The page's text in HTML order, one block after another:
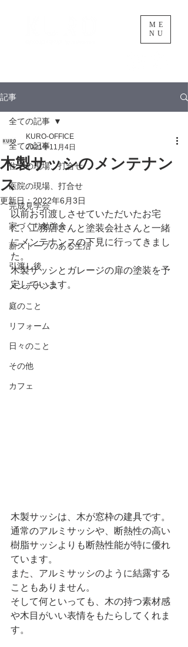
ME
NU
記事
全ての記事
住宅の現場、打合せ
医院の現場、打合せ
完成見学会
家づくり勉強会
薪ストーブのある生活
引渡し後
メンテナンス
庭のこと
リフォーム
日々のこと
その他
カフェ
全ての記事
木製サッシのメンテナン
ス
KURO-OFFICE
2021年11月4日
更新日：2022年6月3日
以前お引渡しさせていただいたお宅
に、工務店さんと塗装会社さんと一緒
にメンテナンスの下見に行ってきまし
た。
木製サッシとガレージの扉の塗装を予
定しています。
木製サッシは、木が窓枠の建具です。
通常のアルミサッシや、断熱性の高い
樹脂サッシよりも断熱性能が特に優れ
ています。
また、アルミサッシのように結露する
こともありません。
そして何といっても、木の持つ素材感
や木目がいい表情をもたらしてくれま
す。